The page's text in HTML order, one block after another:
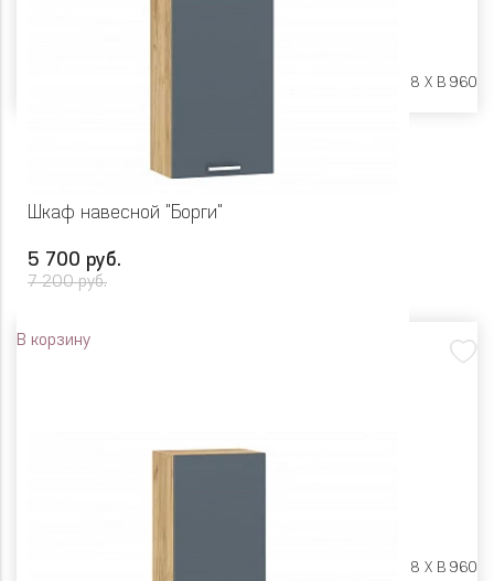
Ш 600 X Г 318 X В 960
Шкаф навесной "Борги"
5 700 руб.
7 200 руб.
В корзину
Ш 500 X Г 318 X В 960